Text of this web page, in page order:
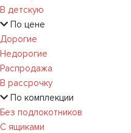
В детскую
По цене
Дорогие
Недорогие
Распродажа
В рассрочку
По комплекции
Без подлокотников
С ящиками